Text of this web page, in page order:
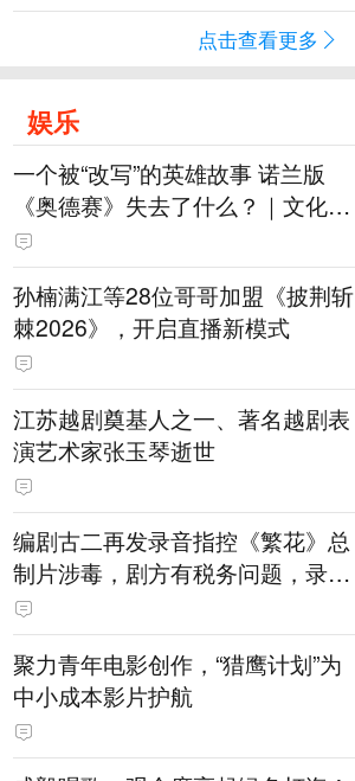
点击查看更多
娱乐
一个被“改写”的英雄故事 诺兰版
《奥德赛》失去了什么？｜文化观
察
孙楠满江等28位哥哥加盟《披荆斩
棘2026》，开启直播新模式
江苏越剧奠基人之一、著名越剧表
演艺术家张玉琴逝世
编剧古二再发录音指控《繁花》总
制片涉毒，剧方有税务问题，录音
中王家卫称“一点够了，要不然又要
出事”
聚力青年电影创作，“猎鹰计划”为
中小成本影片护航